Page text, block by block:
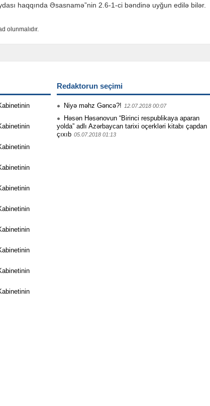
haqqında Əsasnamə”nin 2.6-1-ci bəndinə uyğun edilə bilər.
olunmalıdır.
Redaktorun seçimi
Niyə məhz Gəncə?! 12.07.2018 00:07
Həsən Həsənovun “Birinci respublikaya aparan
yolda” adlı Azərbaycan tarixi oçerkləri kitabı çapdan
çıxıb 05.07.2018 01:13